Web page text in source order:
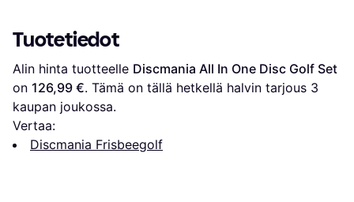
Tuotetiedot
Alin hinta tuotteelle Discmania All In One Disc Golf Set
on 126,99 €. Tämä on tällä hetkellä halvin tarjous 3
kaupan joukossa.
Vertaa:
Discmania Frisbeegolf